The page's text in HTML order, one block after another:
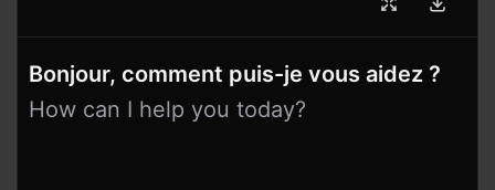
Bonjour, comment puis-je vous aidez ?
How can I help you today?